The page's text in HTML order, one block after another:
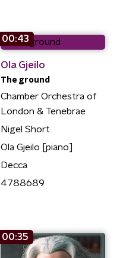
00:43
Ola Gjeilo
The ground
Chamber Orchestra of
London & Tenebrae
Nigel Short
Ola Gjeilo [piano]
Decca
4788689
00:35